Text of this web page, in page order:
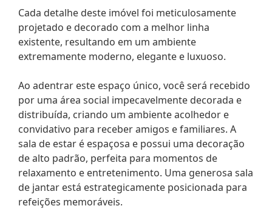
Cada detalhe deste imóvel foi meticulosamente
projetado e decorado com a melhor linha
existente, resultando em um ambiente
extremamente moderno, elegante e luxuoso.
Ao adentrar este espaço único, você será recebido
por uma área social impecavelmente decorada e
distribuída, criando um ambiente acolhedor e
convidativo para receber amigos e familiares. A
sala de estar é espaçosa e possui uma decoração
de alto padrão, perfeita para momentos de
relaxamento e entretenimento. Uma generosa sala
de jantar está estrategicamente posicionada para
refeições memoráveis.